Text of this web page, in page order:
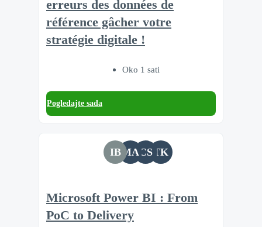
erreurs des données de
référence gâcher votre
stratégie digitale !
Oko 1 sati
Pogledajte sada
IB MACS TK
Microsoft Power BI : From
PoC to Delivery